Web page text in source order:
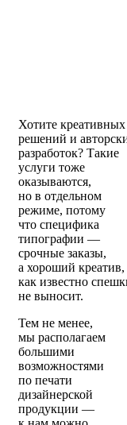
Хотите креативных
решений и
разработок? Такие
услуги тоже
оказываются,
но в отдельном
режиме, потому
что специфика
типографии —
срочные заказы,
а хороший креатив,
как известно
не выносит.
Тем не менее,
мы располагаем
большими
возможностями
по печати
дизайнерской
продукции —